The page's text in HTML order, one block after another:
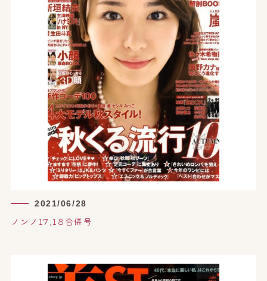
2021/06/28
ノンノ17.18合併号